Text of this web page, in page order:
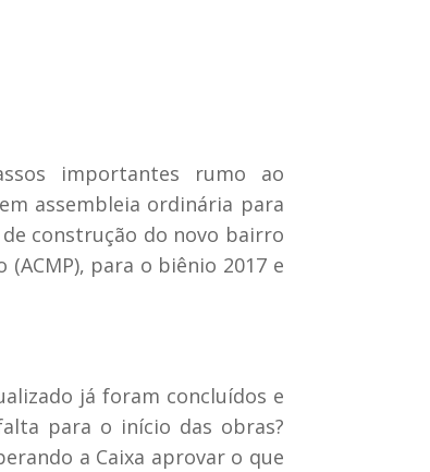
importantes rumo ao
assembleia ordinária para
construção do novo bairro
para o biênio 2017 e
já foram concluídos e
para o início das obras?
a Caixa aprovar o que